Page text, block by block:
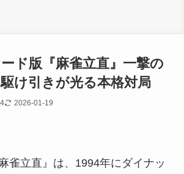
ド版『麻雀立直』一撃の
け引きが光る本格対局
2026-01-19
雀立直』は、1994年にダイナッ